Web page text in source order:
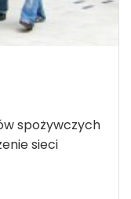
spożywczych
sieci